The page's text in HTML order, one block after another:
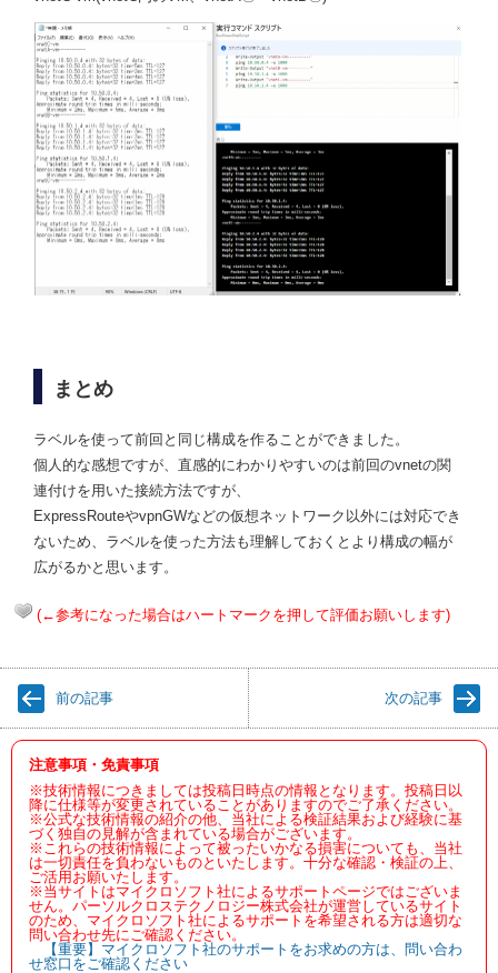
まとめ
ラベルを使って前回と同じ構成を作ることができました。
個人的な感想ですが、直感的にわかりやすいのは前回のvnetの関
連付けを用いた接続方法ですが、
ExpressRouteやvpnGWなどの仮想ネットワーク以外には対応でき
ないため、ラベルを使った方法も理解しておくとより構成の幅が
広がるかと思います。
(←参考になった場合はハートマークを押して評価お願いします)
前の記事 次の記事
注意事項・免責事項
※技術情報につきましては投稿日時点の情報となります。投稿日以
降に仕様等が変更されていることがありますのでご了承ください。
※公式な技術情報の紹介の他、当社による検証結果および経験に基
づく独自の見解が含まれている場合がございます。
※これらの技術情報によって被ったいかなる損害についても、当社
は一切責任を負わないものといたします。十分な確認・検証の上、
ご活用お願いたします。
※当サイトはマイクロソフト社によるサポートページではございま
せん。パーソルクロステクノロジー株式会社が運営しているサイト
のため、マイクロソフト社によるサポートを希望される方は適切な
問い合わせ先にご確認ください。
【重要】マイクロソフト社のサポートをお求めの方は、問い合わ
せ窓口をご確認ください